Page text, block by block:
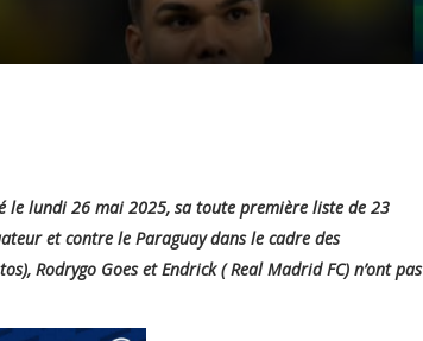
le lundi 26 mai 2025, sa toute première liste de 23
et contre le Paraguay dans le cadre des
Rodrygo Goes et Endrick ( Real Madrid FC) n’ont pas